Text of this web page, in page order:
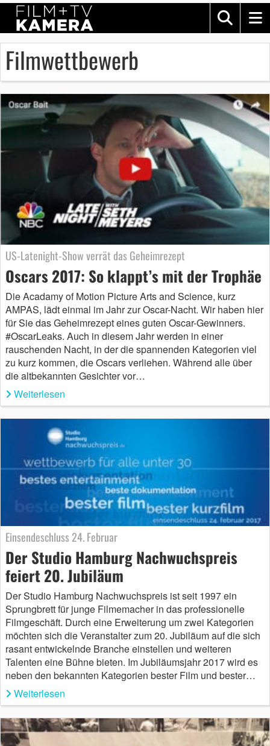
Filmwettbewerb
US-Latenight-Show verrät das Geheimrezept
Oscars 2017: So klappt’s mit der Trophäe
Die Acadamy of Motion Picture Arts and Science, kurz
AMPAS, lädt einmal im Jahr zur Oscar-Nacht. Wir haben hier
für Sie das Geheimrezept eines guten Oscar-Gewinners.
#OscarLeaks. Auch in diesem Jahr werden in einer
rauschenden Nacht, in der die spannenden Kategorien viel
zu kurz kommen, die Oscars verliehen. Während alle über
die altbekannten Gesichter vor…
Weiterlesen
Einsendeschluss 24. Februar
Der Studio Hamburg Nachwuchspreis
feiert 20. Jubiläum
Der Studio Hamburg Nachwuchspreis ist seit 1997 ein
Sprungbrett für junge Filmemacher in das professionelle
Filmgeschäft. Durch eine Erweiterung um zwei Kategorien
möchten sich die Veranstalter zum 20. Jubiläum auf die sich
rasant entwickelnde Branche einstellen und weiteren
Talenten eine Bühne bieten. Im Jubiläumsjahr 2017 wird es
neben den bekannten Kategorien bester Film und bester…
Weiterlesen